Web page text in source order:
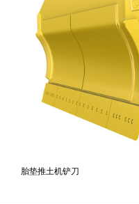
胎垫推土机铲刀